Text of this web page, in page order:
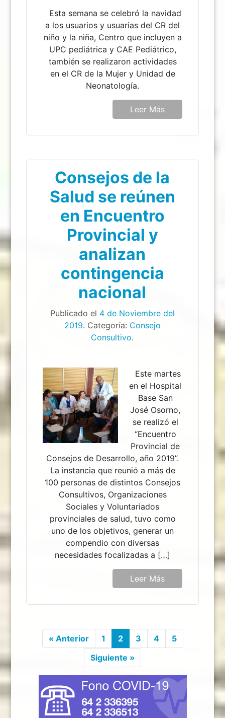
Esta semana se celebró la navidad
a los usuarios y usuarias del CR del
niño y la niña, Centro que incluyen a
UPC pediátrica y CAE Pediátrico,
también se realizaron actividades
en el CR de la Mujer y Unidad de
Neonatología.
Leer Más
Consejos de la
Salud se reúnen
en Encuentro
Provincial y
analizan
contingencia
nacional
Publicado el 4 de Noviembre del
2019. Categoría: Consejo
Consultivo.
Este martes
en el Hospital
Base San
José Osorno,
se realizó el
“Encuentro
Provincial de
Consejos de Desarrollo, año 2019”.
La instancia que reunió a más de
100 personas de distintos Consejos
Consultivos, Organizaciones
Sociales y Voluntariados
provinciales de salud, tuvo como
uno de los objetivos, generar un
compendio con diversas
necesidades focalizadas a […]
Leer Más
« Anterior 1 2 3 4
5
Siguiente »